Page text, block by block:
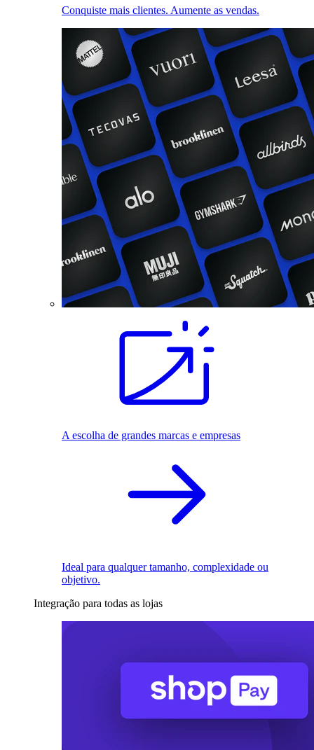
Conquiste mais clientes. Aumente as vendas.
A escolha de grandes marcas e empresas
Ideal para qualquer tamanho, complexidade ou
objetivo.
Integração para todas as lojas